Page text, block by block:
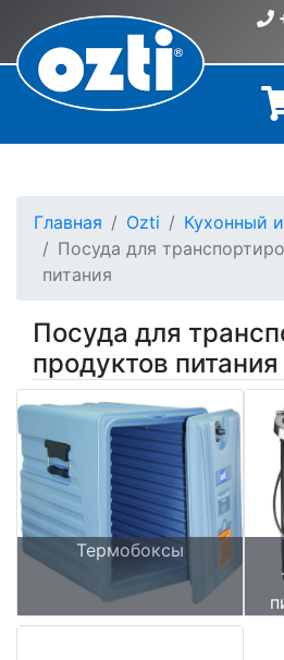
Главная Ozti
Кухонный
Посуда для
питания
Посуда для
продуктов питания
Термобоксы